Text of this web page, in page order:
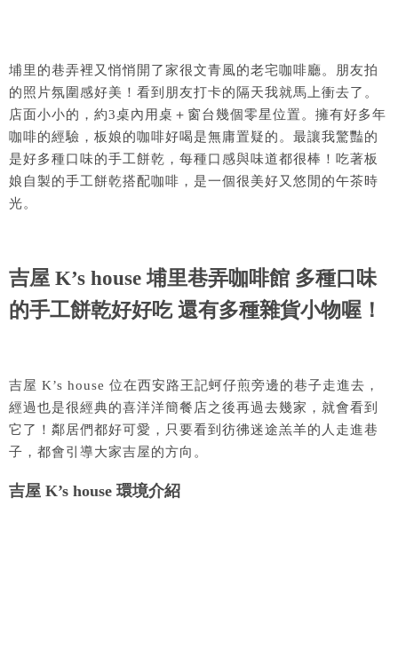
埔里的巷弄裡又悄悄開了家很文青風的老宅咖啡廳。朋友拍
的照片氛圍感好美！看到朋友打卡的隔天我就馬上衝去了。
店面小小的，約3桌內用桌＋窗台幾個零星位置。擁有好多年
咖啡的經驗，板娘的咖啡好喝是無庸置疑的。最讓我驚豔的
是好多種口味的手工餅乾，每種口感與味道都很棒！吃著板
娘自製的手工餅乾搭配咖啡，是一個很美好又悠閒的午茶時
光。
吉屋 K’s house 埔里巷弄咖啡館 多種口味
的手工餅乾好好吃 還有多種雜貨小物喔！
吉屋 K’s house 位在西安路王記蚵仔煎旁邊的巷子走進去，
經過也是很經典的喜洋洋簡餐店之後再過去幾家，就會看到
它了！鄰居們都好可愛，只要看到彷彿迷途羔羊的人走進巷
子，都會引導大家吉屋的方向。
吉屋 K’s house 環境介紹